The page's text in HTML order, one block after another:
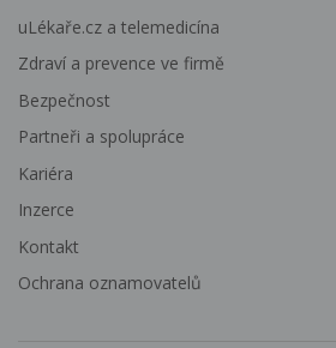
uLékaře.cz a telemedicína
Zdraví a prevence ve firmě
Bezpečnost
Partneři a spolupráce
Kariéra
Inzerce
Kontakt
Ochrana oznamovatelů